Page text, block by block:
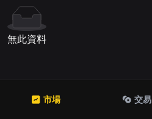
無此資料
市場 交易